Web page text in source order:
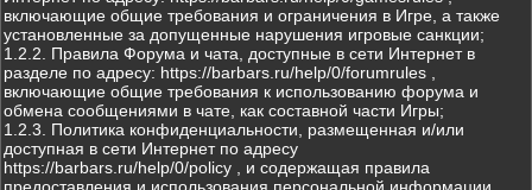
включающие общие требования и ограничения в Игре, а также
установленные за допущенные нарушения игровые санкции;
1.2.2. Правила Форума и чата, доступные в сети Интернет в
разделе по адресу: https://barbars.ru/help/0/forumrules ,
включающие общие требования к использованию форума и
обмена сообщениями в чате, как составной части Игры;
1.2.3. Политика конфиденциальности, размещенная и/или
доступная в сети Интернет по адресу
https://barbars.ru/help/0/policy , и содержащая правила